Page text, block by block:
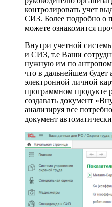
контролировать учет
СИЗ. Более подробно о
можете ознакомится
Внутри учетной
и СИЗ, т.е Ваши
нужную им по
что в дальнейшем будет
электронной личной
программном продукте
создавать документ
анализируя все
документ